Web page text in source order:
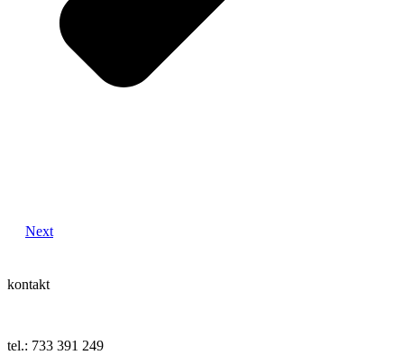
Next
kontakt
tel.: 733 391 249